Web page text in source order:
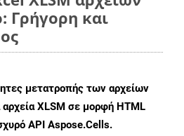
Γρήγορη και
μετατροπής των αρχείων
XLSM σε μορφή HTML
API Aspose.Cells.